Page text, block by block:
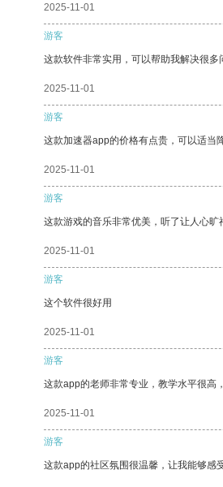
2025-11-01
游客
这款软件非常实用，可以帮助我解决很多
2025-11-01
游客
这款加速器app的价格有点贵，可以适当
2025-11-01
游客
这款游戏的音乐非常优美，听了让人心旷
2025-11-01
游客
这个软件很好用
2025-11-01
游客
这款app的老师非常专业，教学水平很高
2025-11-01
游客
这款app的社区氛围很温馨，让我能够感